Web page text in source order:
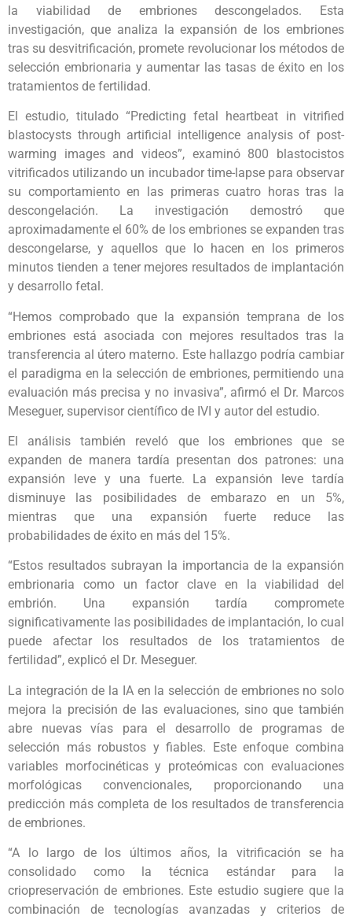
la viabilidad de embriones descongelados. Esta
investigación, que analiza la expansión de los embriones
tras su desvitrificación, promete revolucionar los métodos de
selección embrionaria y aumentar las tasas de éxito en los
tratamientos de fertilidad.
El estudio, titulado “Predicting fetal heartbeat in vitrified
blastocysts through artificial intelligence analysis of post-
warming images and videos”, examinó 800 blastocistos
vitrificados utilizando un incubador time-lapse para observar
su comportamiento en las primeras cuatro horas tras la
descongelación. La investigación demostró que
aproximadamente el 60% de los embriones se expanden tras
descongelarse, y aquellos que lo hacen en los primeros
minutos tienden a tener mejores resultados de implantación
y desarrollo fetal.
“Hemos comprobado que la expansión temprana de los
embriones está asociada con mejores resultados tras la
transferencia al útero materno. Este hallazgo podría cambiar
el paradigma en la selección de embriones, permitiendo una
evaluación más precisa y no invasiva”, afirmó el Dr. Marcos
Meseguer, supervisor científico de IVI y autor del estudio.
El análisis también reveló que los embriones que se
expanden de manera tardía presentan dos patrones: una
expansión leve y una fuerte. La expansión leve tardía
disminuye las posibilidades de embarazo en un 5%,
mientras que una expansión fuerte reduce las
probabilidades de éxito en más del 15%.
“Estos resultados subrayan la importancia de la expansión
embrionaria como un factor clave en la viabilidad del
embrión. Una expansión tardía compromete
significativamente las posibilidades de implantación, lo cual
puede afectar los resultados de los tratamientos de
fertilidad”, explicó el Dr. Meseguer.
La integración de la IA en la selección de embriones no solo
mejora la precisión de las evaluaciones, sino que también
abre nuevas vías para el desarrollo de programas de
selección más robustos y fiables. Este enfoque combina
variables morfocinéticas y proteómicas con evaluaciones
morfológicas convencionales, proporcionando una
predicción más completa de los resultados de transferencia
de embriones.
“A lo largo de los últimos años, la vitrificación se ha
consolidado como la técnica estándar para la
criopreservación de embriones. Este estudio sugiere que la
combinación de tecnologías avanzadas y criterios de